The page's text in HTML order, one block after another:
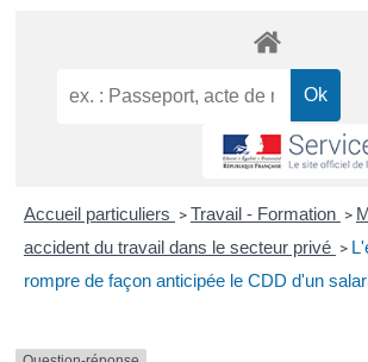
Accueil particuliers > Travail - Formation >
accident du travail dans le secteur privé >
rompre de façon anticipée le CDD d'un